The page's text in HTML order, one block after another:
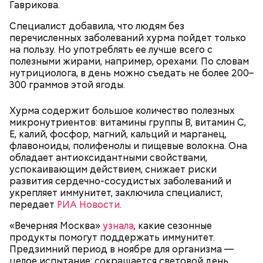
Гаврикова.
Специалист добавила, что людям без
перечисленных заболеваний хурма пойдет только
на пользу. Но употреблять ее лучше всего с
полезными жирами, например, орехами. По словам
нутрициолога, в день можно съедать не более 200–
300 граммов этой ягоды.
Хурма содержит большое количество полезных
микронутриентов: витамины группы В, витамин С,
Е, калий, фосфор, магний, кальций и марганец,
флавоноиды, полифенолы и пищевые волокна. Она
обладает антиоксидантными свойствами,
успокаивающим действием, снижает риски
развития сердечно-сосудистых заболеваний и
укрепляет иммунитет, заключила специалист,
передает РИА Новости.
«Вечерняя Москва»узнала, какие сезонные
продукты помогут поддержать иммунитет.
Предзимний период в ноябре для организма —
нужно застыть на месте и не двигаться;
нельзя ни в коем случае махать руками;
не стоит пытаться «поймать» молнию или
потрогать, особенно металлическими
предметами.
себя очень осторожно, будто увидели дикого
зверя, затаиться, — добавил академик.
После получения предельно допустимой дозы
радиации Макеева вывели из 30-километровой
зоны отчуждения, где он до 3 мая проверял на
уровень радиационной зараженности
автотранспорт.
трансляцию матча. Макеев поехал к секретарю
партийной организации колхоза и попросил
одолжить телевизор.
Молитва Николаю чудотворцу